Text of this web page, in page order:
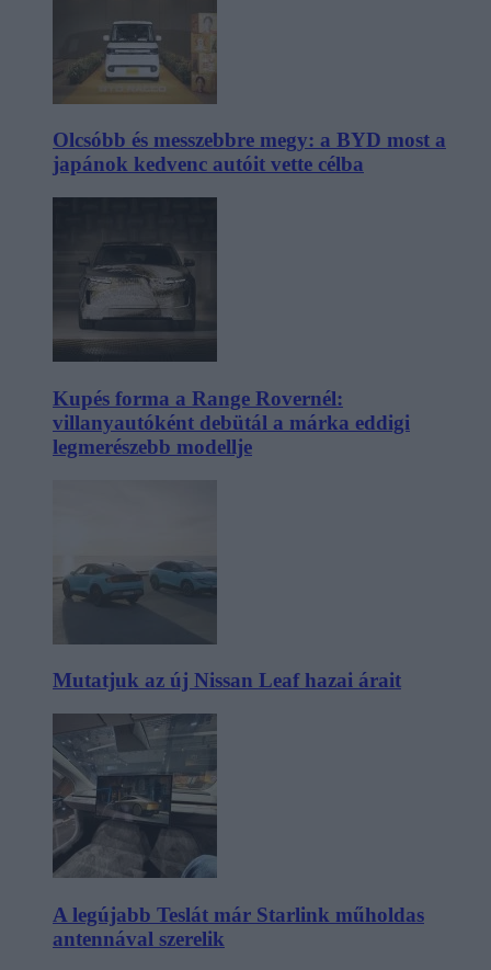
Olcsóbb és messzebbre megy: a BYD most a
japánok kedvenc autóit vette célba
Kupés forma a Range Rovernél:
villanyautóként debütál a márka eddigi
legmerészebb modellje
Mutatjuk az új Nissan Leaf hazai árait
A legújabb Teslát már Starlink műholdas
antennával szerelik